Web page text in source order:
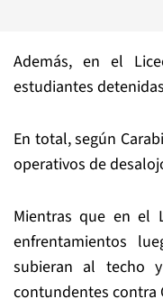
Además, en el
estudiantes
En total, según
operativos de
Mientras que en el
enfrentamientos
subieran al techo
contundentes contra